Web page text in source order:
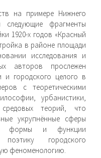
на примере Нижнего
следующие фрагменты
1920-х годов «Красный
в районе площади
исследования и
авторов прослежен
и городского целого в
с теоретическими
урбанистики,
теорий, что
укрупнённые сферы
формы и функции
городского
феноменологию.